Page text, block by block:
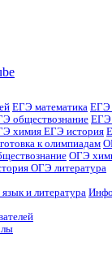
ЕГЭ математика ЕГЭ
обществознание ЕГЭ
химия ЕГЭ история
к олимпиадам
ОГЭ
ОГЭ литература
и литература